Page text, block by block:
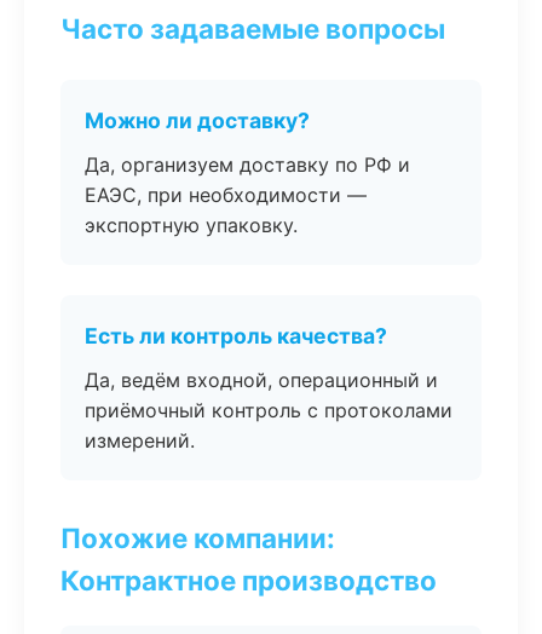
Часто задаваемые вопросы
Можно ли доставку?
Да, организуем доставку по РФ и
ЕАЭС, при необходимости —
экспортную упаковку.
Есть ли контроль качества?
Да, ведём входной, операционный и
приёмочный контроль с протоколами
измерений.
Похожие компании:
Контрактное производство